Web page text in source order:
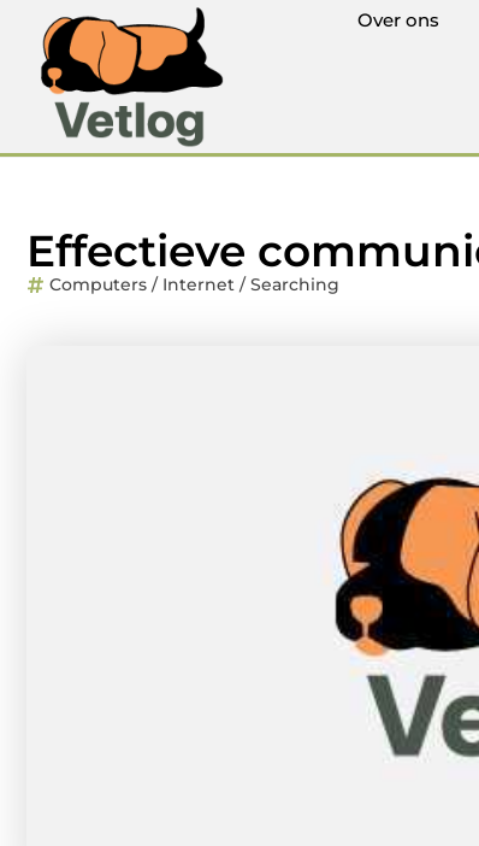
Over ons
Effectieve
Computers / Internet / Searching